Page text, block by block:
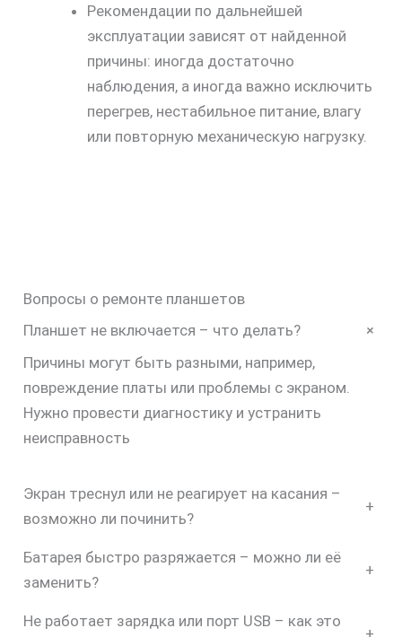
Рекомендации по дальнейшей
эксплуатации зависят от найденной
причины: иногда достаточно
наблюдения, а иногда важно исключить
перегрев, нестабильное питание, влагу
или повторную механическую нагрузку.
Вопросы о ремонте планшетов
Планшет не включается – что делать?
+
Причины могут быть разными, например,
повреждение платы или проблемы с экраном.
Нужно провести диагностику и устранить
неисправность
Экран треснул или не реагирует на касания –
возможно ли починить?
+
Батарея быстро разряжается – можно ли её
заменить?
+
Не работает зарядка или порт USB – как это